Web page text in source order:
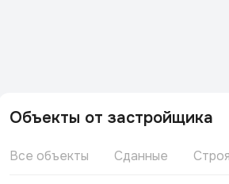
Объекты от застройщика
Все объекты Сданные